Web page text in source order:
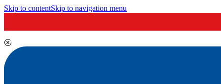
Skip to contentSkip to navigation menu